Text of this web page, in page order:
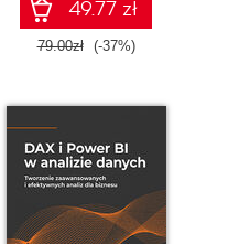
49.77 zł
79.00zł (-37%)